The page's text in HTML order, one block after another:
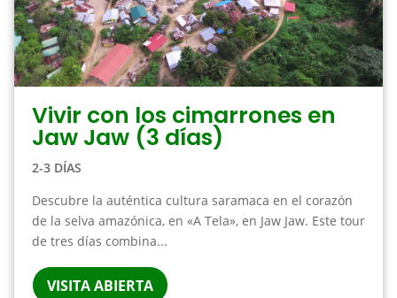
Vivir con los cimarrones en
Jaw Jaw (3 días)
2-3 DÍAS
Descubre la auténtica cultura saramaca en el corazón
de la selva amazónica, en «A Tela», en Jaw Jaw. Este tour
de tres días combina...
VISITA ABIERTA